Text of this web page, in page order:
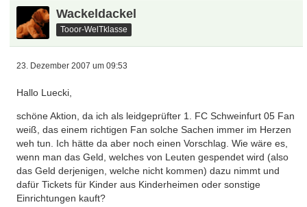
Wackeldackel
Tooor-WelTklasse
23. Dezember 2007 um 09:53
Hallo Luecki,
schöne Aktion, da ich als leidgeprüfter 1. FC Schweinfurt 05 Fan
weiß, das einem richtigen Fan solche Sachen immer im Herzen
weh tun. Ich hätte da aber noch einen Vorschlag. Wie wäre es,
wenn man das Geld, welches von Leuten gespendet wird (also
das Geld derjenigen, welche nicht kommen) dazu nimmt und
dafür Tickets für Kinder aus Kinderheimen oder sonstige
Einrichtungen kauft?